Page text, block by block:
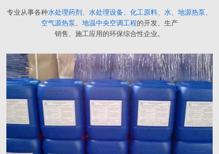
专业从事各种水处理药剂、水处理设备、化工原料、水、地源热泵、
空气源热泵、地温中央空调工程的开发、生产
销售、施工应用的环保综合性企业。